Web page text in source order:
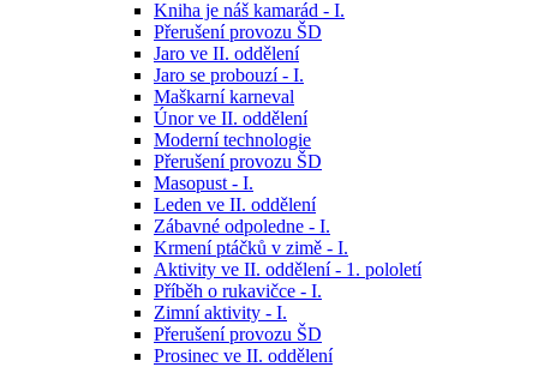
Kniha je náš kamarád - I.
Přerušení provozu ŠD
Jaro ve II. oddělení
Jaro se probouzí - I.
Maškarní karneval
Únor ve II. oddělení
Moderní technologie
Přerušení provozu ŠD
Masopust - I.
Leden ve II. oddělení
Zábavné odpoledne - I.
Krmení ptáčků v zimě - I.
Aktivity ve II. oddělení - 1. pololetí
Příběh o rukavičce - I.
Zimní aktivity - I.
Přerušení provozu ŠD
Prosinec ve II. oddělení